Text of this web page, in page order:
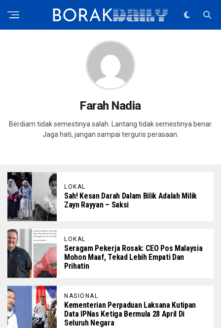
Farah Nadia
Berdiam tidak semestinya salah. Lantang tidak semestinya benar.
Jaga hati, jangan sampai terguris perasaan.
LOKAL
Sah! Kesan Darah Dalam Bilik Adalah Milik
Zayn Rayyan – Saksi
LOKAL
Seragam Pekerja Rosak: CEO Pos Malaysia
Mohon Maaf, Tekad Lebih Empati Dan
Prihatin
NASIONAL
Kementerian Perpaduan Laksana Kutipan
Data IPNas Ketiga Bermula 28 April Di
Seluruh Negara